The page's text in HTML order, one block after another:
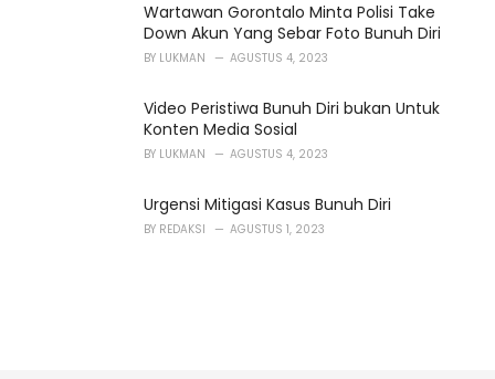
Wartawan Gorontalo Minta Polisi Take
Down Akun Yang Sebar Foto Bunuh Diri
BY LUKMAN AGUSTUS 4, 2023
Video Peristiwa Bunuh Diri bukan Untuk
Konten Media Sosial
BY LUKMAN AGUSTUS 4, 2023
Urgensi Mitigasi Kasus Bunuh Diri
BY REDAKSI AGUSTUS 1, 2023